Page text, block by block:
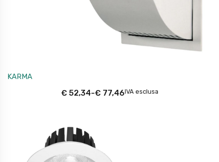
KARMA
€52,34-€77,46IVA esclusa